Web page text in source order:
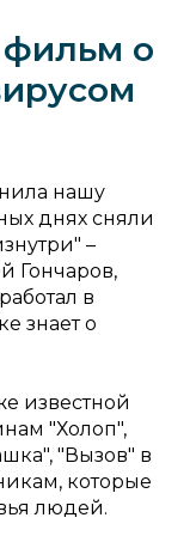
о
нашу
днях сняли
–
Гончаров,
в
знает о
известной
"Холоп",
"Вызов" в
которые
людей.